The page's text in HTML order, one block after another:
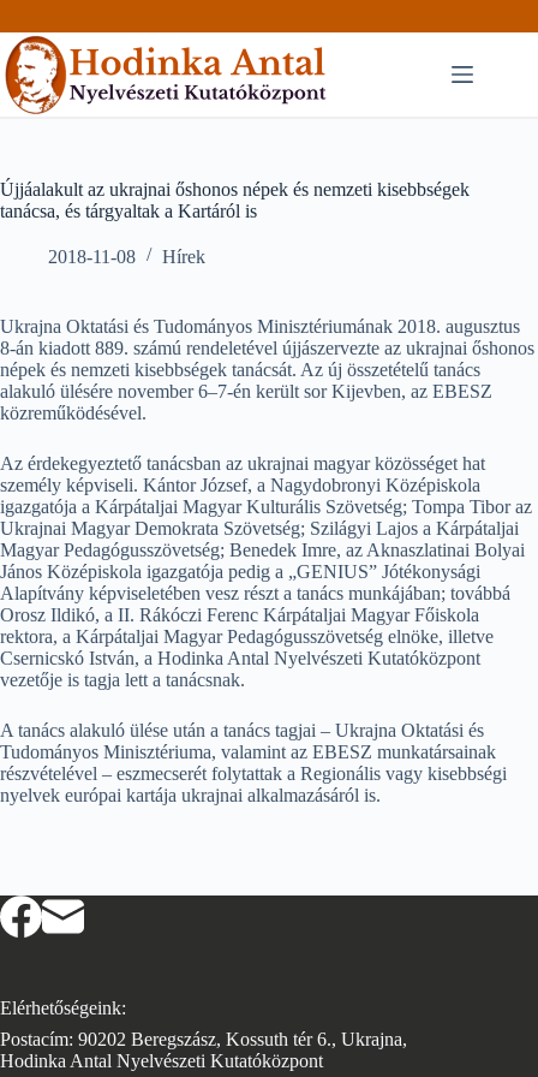
to
content
Újjáalakult az ukrajnai őshonos népek és nemzeti kisebbségek
tanácsa, és tárgyaltak a Kartáról is
2018-11-08 Hírek
Ukrajna Oktatási és Tudományos Minisztériumának 2018. augusztus
8-án kiadott 889. számú rendeletével újjászervezte az ukrajnai őshonos
népek és nemzeti kisebbségek tanácsát. Az új összetételű tanács
alakuló ülésére november 6–7-én került sor Kijevben, az EBESZ
közreműködésével.
Az érdekegyeztető tanácsban az ukrajnai magyar közösséget hat
személy képviseli. Kántor József, a Nagydobronyi Középiskola
igazgatója a Kárpátaljai Magyar Kulturális Szövetség; Tompa Tibor az
Ukrajnai Magyar Demokrata Szövetség; Szilágyi Lajos a Kárpátaljai
Magyar Pedagógusszövetség; Benedek Imre, az Aknaszlatinai Bolyai
János Középiskola igazgatója pedig a „GENIUS” Jótékonysági
Alapítvány képviseletében vesz részt a tanács munkájában; továbbá
Orosz Ildikó, a II. Rákóczi Ferenc Kárpátaljai Magyar Főiskola
rektora, a Kárpátaljai Magyar Pedagógusszövetség elnöke, illetve
Csernicskó István, a Hodinka Antal Nyelvészeti Kutatóközpont
vezetője is tagja lett a tanácsnak.
A tanács alakuló ülése után a tanács tagjai – Ukrajna Oktatási és
Tudományos Minisztériuma, valamint az EBESZ munkatársainak
részvételével – eszmecserét folytattak a Regionális vagy kisebbségi
nyelvek európai kartája ukrajnai alkalmazásáról is.
Elérhetőségeink:
Postacím: 90202 Beregszász, Kossuth tér 6., Ukrajna,
Hodinka Antal Nyelvészeti Kutatóközpont